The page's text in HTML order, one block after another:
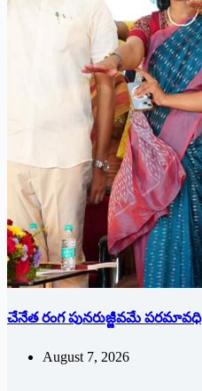
చేనేత రంగ పునరుజ్జీవమే పరమావధి
August 7, 2026